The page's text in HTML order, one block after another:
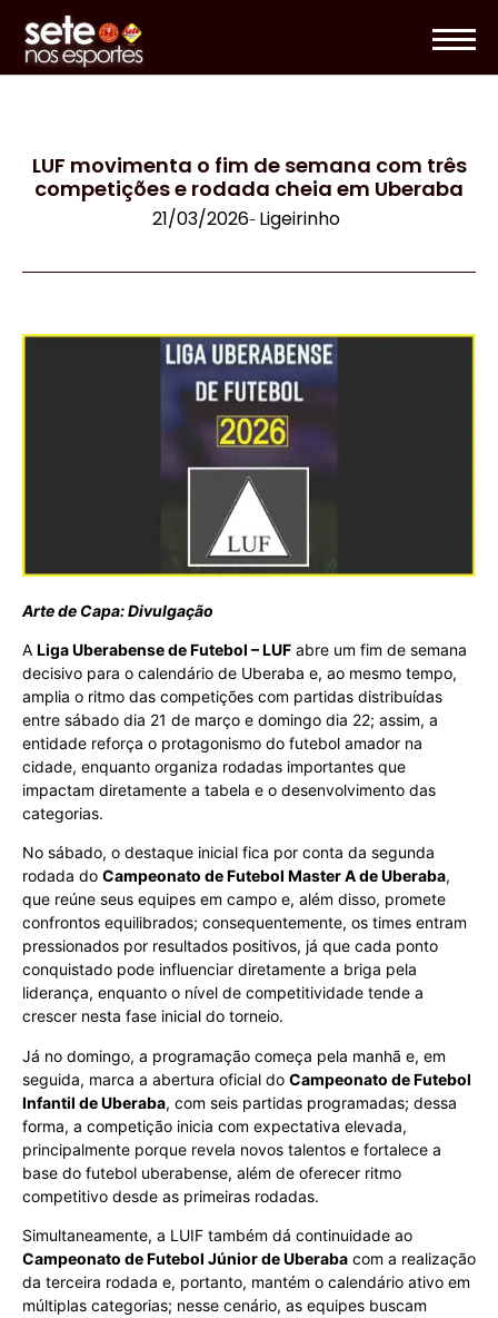
LUF movimenta o fim de semana com três
competições e rodada cheia em Uberaba
21/03/2026- Ligeirinho
Arte de Capa: Divulgação
A Liga Uberabense de Futebol – LUF abre um fim de semana
decisivo para o calendário de Uberaba e, ao mesmo tempo,
amplia o ritmo das competições com partidas distribuídas
entre sábado dia 21 de março e domingo dia 22; assim, a
entidade reforça o protagonismo do futebol amador na
cidade, enquanto organiza rodadas importantes que
impactam diretamente a tabela e o desenvolvimento das
categorias.
No sábado, o destaque inicial fica por conta da segunda
rodada do Campeonato de Futebol Master A de Uberaba,
que reúne seus equipes em campo e, além disso, promete
confrontos equilibrados; consequentemente, os times entram
pressionados por resultados positivos, já que cada ponto
conquistado pode influenciar diretamente a briga pela
liderança, enquanto o nível de competitividade tende a
crescer nesta fase inicial do torneio.
Já no domingo, a programação começa pela manhã e, em
seguida, marca a abertura oficial do Campeonato de Futebol
Infantil de Uberaba, com seis partidas programadas; dessa
forma, a competição inicia com expectativa elevada,
principalmente porque revela novos talentos e fortalece a
base do futebol uberabense, além de oferecer ritmo
competitivo desde as primeiras rodadas.
Simultaneamente, a LUIF também dá continuidade ao
Campeonato de Futebol Júnior de Uberaba com a realização
da terceira rodada e, portanto, mantém o calendário ativo em
múltiplas categorias; nesse cenário, as equipes buscam